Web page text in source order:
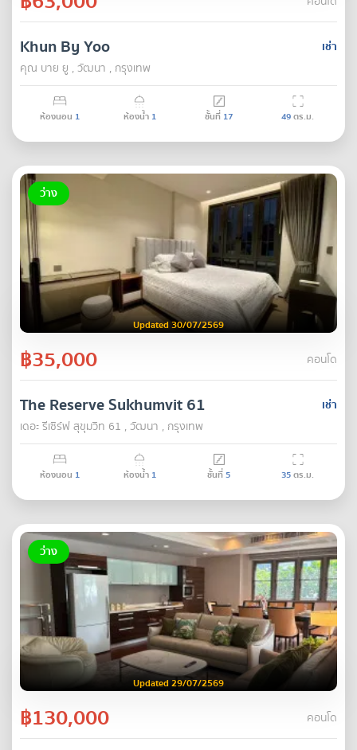
เช่า
Khun By Yoo
คุณ บาย ยู , วัฒนา , กรุงเทพ
ห้องนอน 1 ห้องน้ำ 1 ชั้นที่ 17 49ตร.ม.
ว่าง
Updated 30/07/2569
฿35,000 คอนโด
เช่า
The Reserve Sukhumvit 61
เดอะ รีเซิร์ฟ สุขุมวิท 61 , วัฒนา , กรุงเทพ
ห้องนอน 1 ห้องน้ำ 1 ชั้นที่5 35ตร.ม.
ว่าง
Updated 29/07/2569
฿130,000 คอนโด